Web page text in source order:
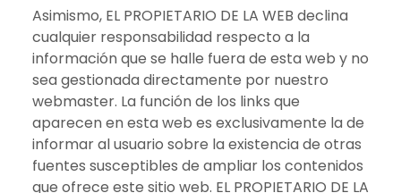
Asimismo, EL PROPIETARIO DE LA WEB declina
cualquier responsabilidad respecto a la
información que se halle fuera de esta web y no
sea gestionada directamente por nuestro
webmaster. La función de los links que
aparecen en esta web es exclusivamente la de
informar al usuario sobre la existencia de otras
fuentes susceptibles de ampliar los contenidos
que ofrece este sitio web. EL PROPIETARIO DE LA